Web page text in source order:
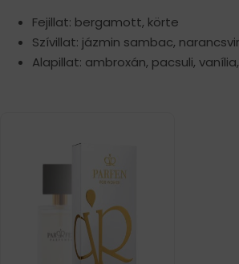
Fejillat: bergamott, körte
Szívillat: jázmin sambac,
Alapillat: ambroxán, pacsuli,